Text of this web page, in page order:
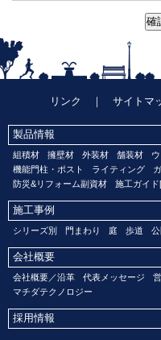
リンク ｜ サイトマ
製品情報
組積材 擁壁材 外装材 舗装材
機能門柱・ポスト
ライティング
防災&リフォーム副資材
施工ガイド
施工事例
シリーズ別 門まわり 庭 歩道 公
会社概要
会社概要／沿革 代表メッセージ
マチダテクノロジー
採用情報